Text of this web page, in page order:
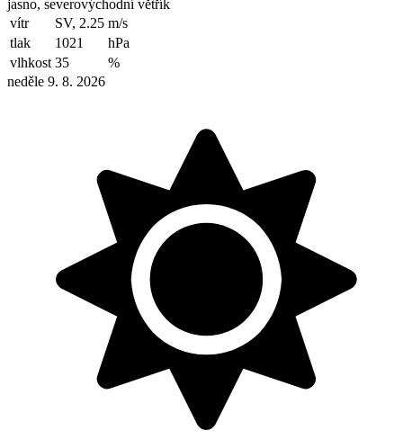
jasno, severovýchodní větřík
vítr
SV, 2.25 m/s
tlak
1021
hPa
vlhkost 35
%
neděle 9. 8. 2026